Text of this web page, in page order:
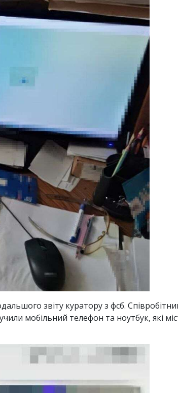
звіту куратору з фсб.
мобільний телефон та ноутбук, які